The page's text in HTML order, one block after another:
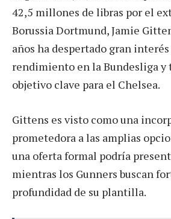
42,5 millones de libras por el
Borussia Dortmund, Jamie
años ha despertado gran interés
rendimiento en la Bundesliga y
objetivo clave para el Chelsea.
Gittens es visto como una
prometedora a las amplias
una oferta formal podría
mientras los Gunners buscan
profundidad de su plantilla.